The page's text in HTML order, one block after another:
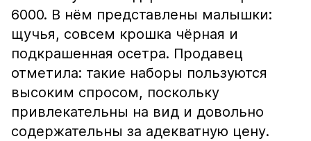
6000. В нём представлены малышки:
щучья, совсем крошка чёрная и
подкрашенная осетра. Продавец
отметила: такие наборы пользуются
высоким спросом, поскольку
привлекательны на вид и довольно
содержательны за адекватную цену.